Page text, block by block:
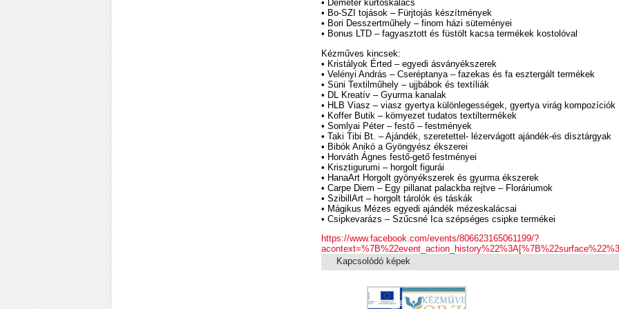
• Demeter kürtöskalács
• Bo-SZI tojások – Fürjtojás készítmények
• Bori Desszertműhely – finom házi süteményei
• Bonus LTD – fagyasztott és füstölt kacsa termékek kostolóval
Kézműves kincsek:
• Kristályok Érted – egyedi ásványékszerek
• Velényi András – Cseréptanya – fazekas és fa esztergált termékek
• Süni Textilműhely – ujjbábok és textíliák
• DL Kreatív – Gyurma kanalak
• HLB Viasz – viasz gyertya különlegességek, gyertya virág kompozíciók
• Koffer Butik – környezet tudatos textiltermékek
• Somlyai Péter – festő – festmények
• Taki Tibi Bt. – Ajándék, szeretettel- lézervágott ajándék-és dísztárgyak
• Bibók Anikó a Gyöngyész ékszerei
• Horváth Ágnes festő-gető festményei
• Krisztigurumi – horgolt figurái
• HanaArt Horgolt gyönyékszerek és gyurma ékszerek
• Carpe Diem – Egy pillanat palackba rejtve – Floráriumok
• SzibillArt – horgolt tárolók és táskák
• Mágikus Mézes egyedi ajándék mézeskalácsai
• Csipkevarázs – Szűcsné Ica szépséges csipke termékei
https://www.facebook.com/events/806623165061199/?
Kapcsolódó képek